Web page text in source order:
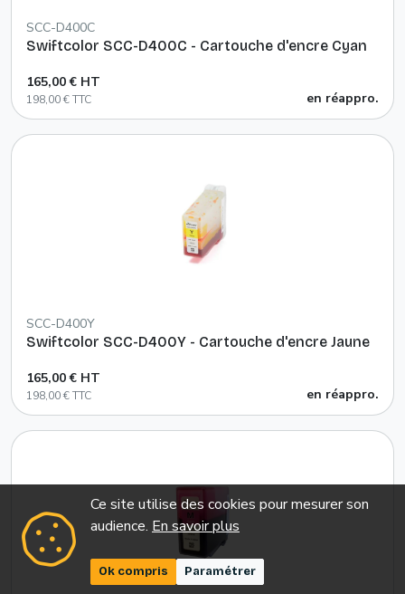
SCC-D400C
Swiftcolor SCC-D400C - Cartouche d'encre Cyan
165,00 € HT
198,00 € TTC en réappro.
SCC-D400Y
Swiftcolor SCC-D400Y - Cartouche d'encre Jaune
165,00 € HT
198,00 € TTC en réappro.
Ce site utilise des cookies pour mesurer son
audience. En savoir plus
Ok compris Paramétrer